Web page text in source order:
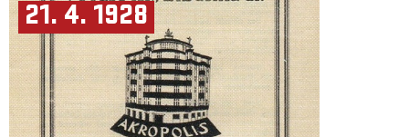
21. 4. 1928